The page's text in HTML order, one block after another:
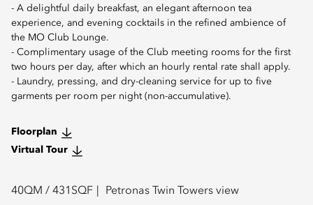
- A delightful daily breakfast, an elegant afternoon tea
experience, and evening cocktails in the refined ambience of
the MO Club Lounge.
- Complimentary usage of the Club meeting rooms for the first
two hours per day, after which an hourly rental rate shall apply.
- Laundry, pressing, and dry-cleaning service for up to five
garments per room per night (non-accumulative).
Floorplan
Virtual Tour
40QM / 431 SQF Petronas Twin Towers view